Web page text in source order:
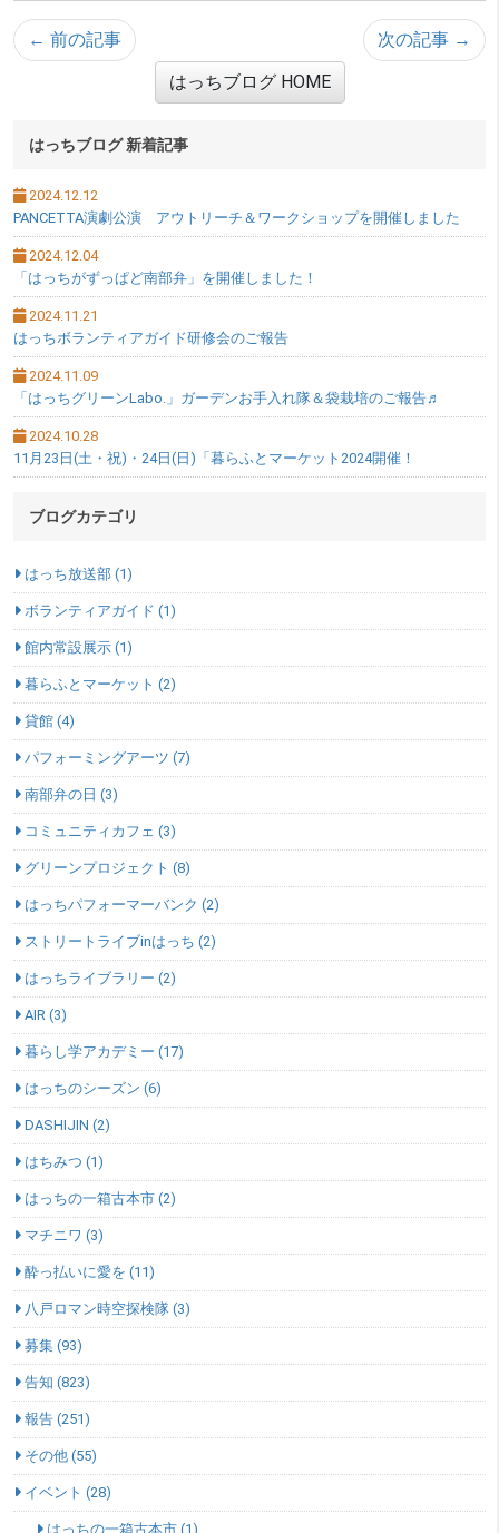
← 前の記事
次の記事 →
はっちブログ HOME
サブメニュー
はっちブログ 新着記事
2024.12.12
PANCETTA演劇公演 アウトリーチ＆ワークショップを開催しました
2024.12.04
「はっちがずっぱど南部弁」を開催しました！
2024.11.21
はっちボランティアガイド研修会のご報告
2024.11.09
「はっちグリーンLabo.」ガーデンお手入れ隊＆袋栽培のご報告♬
2024.10.28
11月23日(土・祝)・24日(日)「暮らふとマーケット2024開催！
ブログカテゴリ
はっち放送部 (1)
ボランティアガイド (1)
館内常設展示 (1)
暮らふとマーケット (2)
貸館 (4)
パフォーミングアーツ (7)
南部弁の日 (3)
コミュニティカフェ (3)
グリーンプロジェクト (8)
はっちパフォーマーバンク (2)
ストリートライブinはっち (2)
はっちライブラリー (2)
AIR (3)
暮らし学アカデミー (17)
はっちのシーズン (6)
DASHIJIN (2)
はちみつ (1)
はっちの一箱古本市 (2)
マチニワ (3)
酔っ払いに愛を (11)
八戸ロマン時空探検隊 (3)
募集 (93)
告知 (823)
報告 (251)
その他 (55)
イベント (28)
はっちの一箱古本市 (1)